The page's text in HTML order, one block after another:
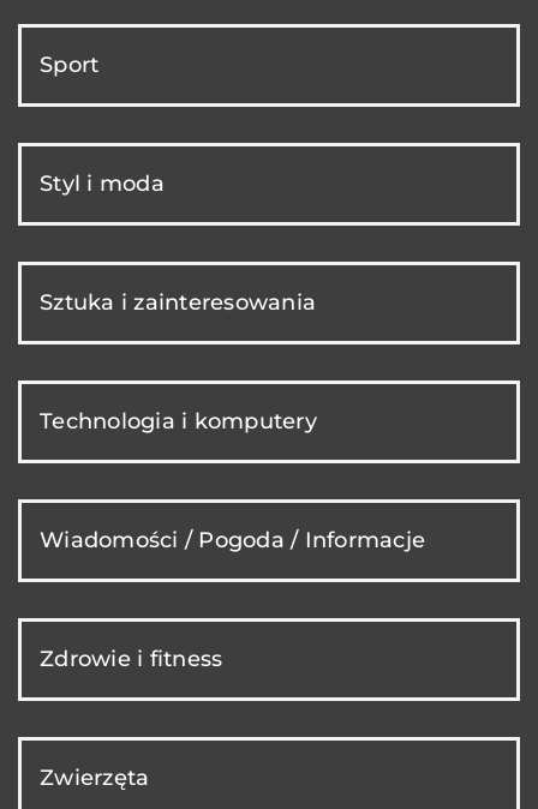
Sport
Styl i moda
Sztuka i zainteresowania
Technologia i komputery
Wiadomości / Pogoda / Informacje
Zdrowie i fitness
Zwierzęta